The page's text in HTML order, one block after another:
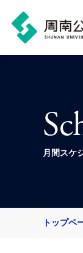
月間スケ
トップペ